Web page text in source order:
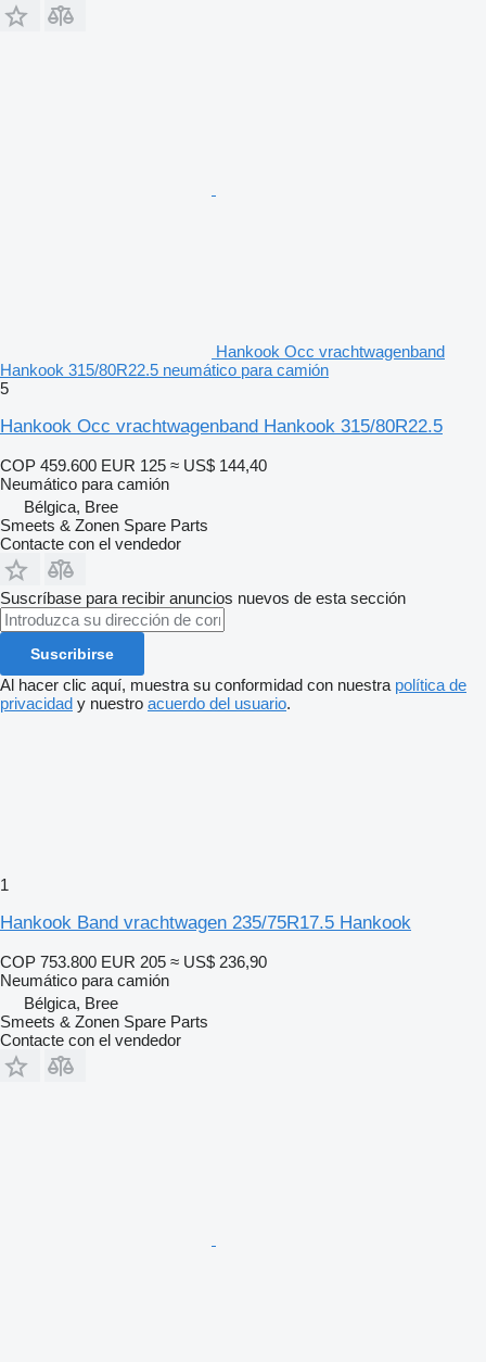
Hankook Occ vrachtwagenband
Hankook 315/80R22.5 neumático para camión
5
Hankook Occ vrachtwagenband Hankook 315/80R22.5
COP 459.600 EUR 125 ≈ US$ 144,40
Neumático para camión
Bélgica, Bree
Smeets & Zonen Spare Parts
Contacte con el vendedor
Suscríbase para recibir anuncios nuevos de esta sección
Suscribirse
Al hacer clic aquí, muestra su conformidad con nuestra política de
privacidad y nuestro acuerdo del usuario.
1
Hankook Band vrachtwagen 235/75R17.5 Hankook
COP 753.800 EUR 205 ≈ US$ 236,90
Neumático para camión
Bélgica, Bree
Smeets & Zonen Spare Parts
Contacte con el vendedor